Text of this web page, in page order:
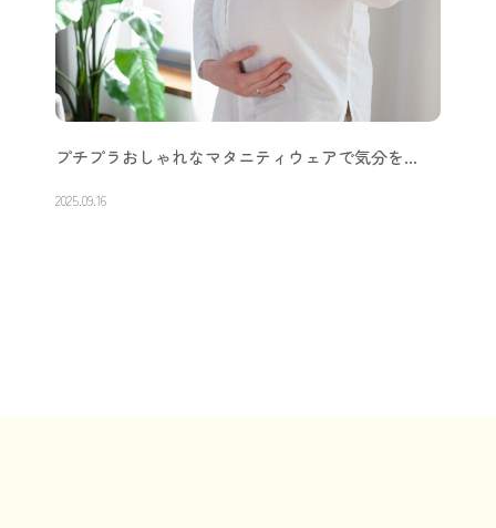
プチプラおしゃれなマタニティウェアで気分を…
2025.09.16